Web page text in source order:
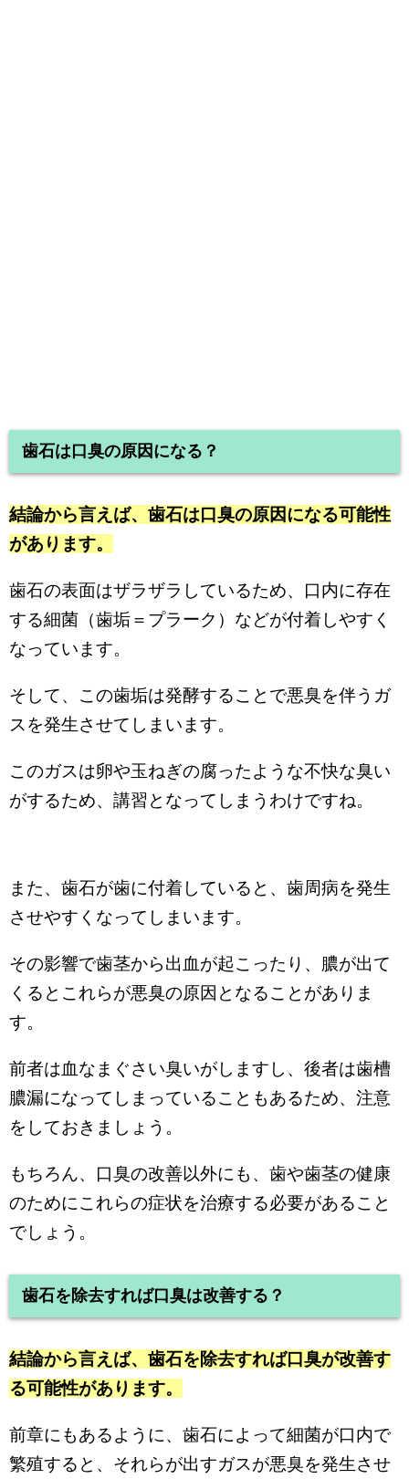
歯石は口臭の原因になる？
結論から言えば、歯石は口臭の原因になる可能性
があります。
歯石の表面はザラザラしているため、口内に存在
する細菌（歯垢＝プラーク）などが付着しやすく
なっています。
そして、この歯垢は発酵することで悪臭を伴うガ
スを発生させてしまいます。
このガスは卵や玉ねぎの腐ったような不快な臭い
がするため、講習となってしまうわけですね。
また、歯石が歯に付着していると、歯周病を発生
させやすくなってしまいます。
その影響で歯茎から出血が起こったり、膿が出て
くるとこれらが悪臭の原因となることがありま
す。
前者は血なまぐさい臭いがしますし、後者は歯槽
膿漏になってしまっていることもあるため、注意
をしておきましょう。
もちろん、口臭の改善以外にも、歯や歯茎の健康
のためにこれらの症状を治療する必要があること
でしょう。
歯石を除去すれば口臭は改善する？
結論から言えば、歯石を除去すれば口臭が改善す
る可能性があります。
前章にもあるように、歯石によって細菌が口内で
繁殖すると、それらが出すガスが悪臭を発生させ